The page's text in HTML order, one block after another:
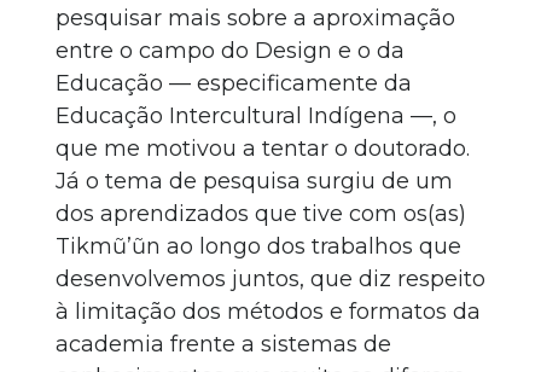
pesquisar mais sobre a aproximação
entre o campo do Design e o da
Educação — especificamente da
Educação Intercultural Indígena —, o
que me motivou a tentar o doutorado.
Já o tema de pesquisa surgiu de um
dos aprendizados que tive com os(as)
Tikmũ’ũn ao longo dos trabalhos que
desenvolvemos juntos, que diz respeito
à limitação dos métodos e formatos da
academia frente a sistemas de